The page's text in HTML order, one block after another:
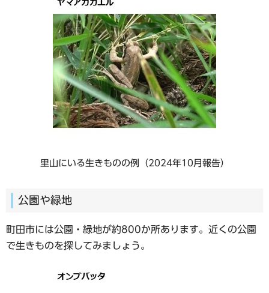
里山にいる生きものの例（2024年10月報告）
公園や緑地
町田市には公園・緑地が約800か所あります。近くの公園
で生きものを探してみましょう。